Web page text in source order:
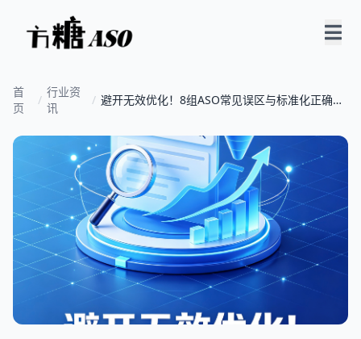
首
页
/
行业资
讯
/ 避开无效优化！8组ASO常见误区与标准化正确优